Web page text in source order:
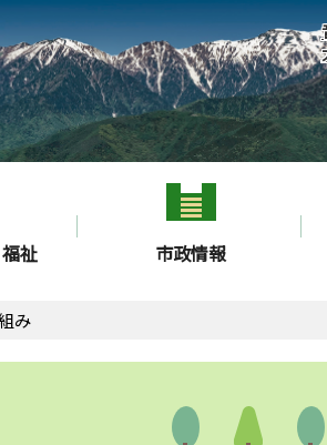
祉 市政情報
み